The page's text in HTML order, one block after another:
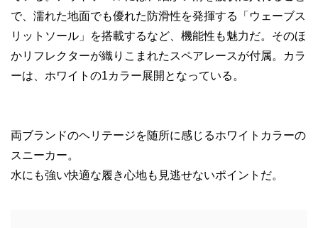
で、濡れた地面でも優れた防滑性を発揮する「ウェーブス
リットソール」を搭載するなど、機能性も魅力だ。そのほ
かリフレクターが織りこまれたスペアレースが付属。カラ
ーは、ホワイトの1カラー展開となっている。
両ブランドのヘリテージを随所に感じるホワイトカラーの
スニーカー。
水にも強い快適な履き心地も見逃せないポイントだ。